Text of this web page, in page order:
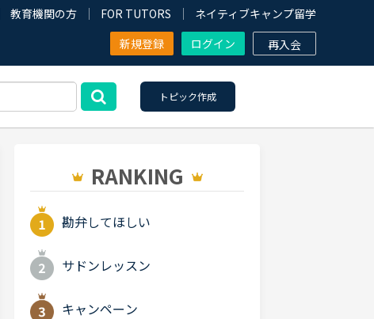
教育機関の方 FOR TUTORS
ネイティブキャンプ留学
新規登録
ログイン 再入会
トピック作成
RANKING
勘弁してほしい
サドンレッスン
キャンペーン